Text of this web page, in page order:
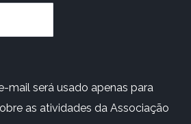
mail será usado apenas para
as atividades da Associação